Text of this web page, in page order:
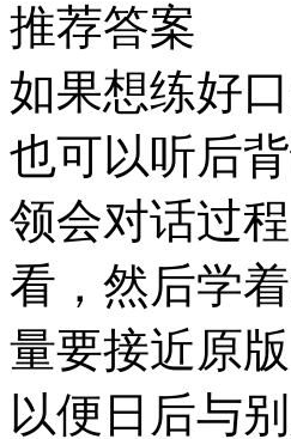
推荐答案
如果想练好
也可以听后
领会对话过
看，然后学
量要接近原
以便日后与